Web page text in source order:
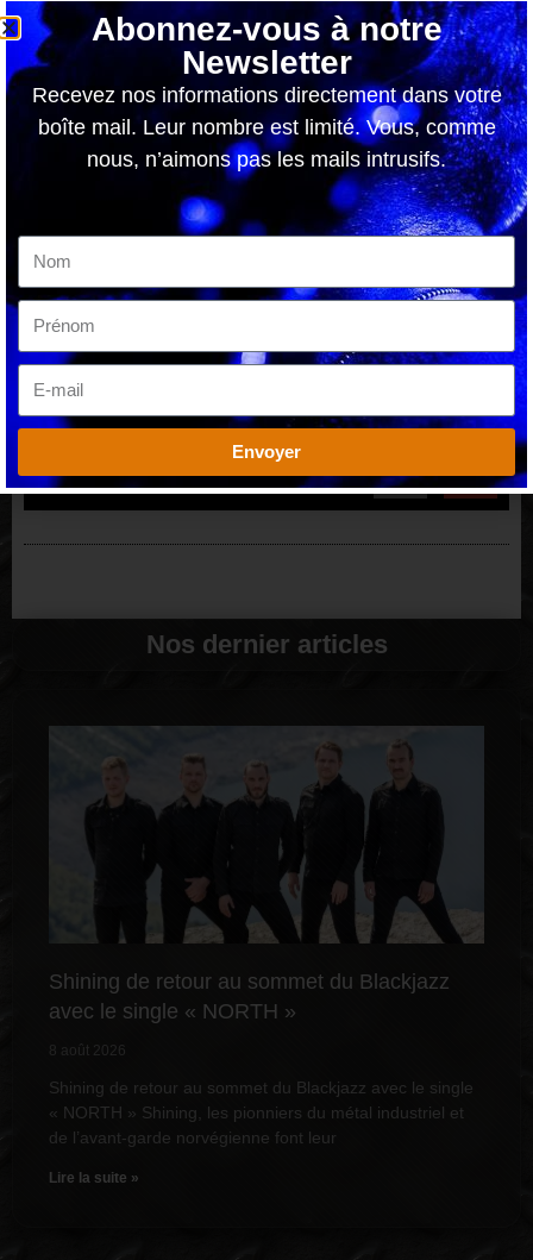
https://www.instagram.com/moormetal/
PAPABORDG POUR LOUD TV.
Joe
ARTICLE PRÉCÉDENT
PARTAGER CET
ARTICLE
Nos dernier articles
Shining de retour au sommet du Blackjazz
avec le single « NORTH »
8 août 2026
Shining de retour au sommet du Blackjazz avec le single
« NORTH » Shining, les pionniers du métal industriel et
de l’avant-garde norvégienne font leur
Lire la suite »
Abonnez-vous à notre
Newsletter
Recevez nos informations directement dans votre
boîte mail. Leur nombre est limité. Vous, comme
nous, n’aimons pas les mails intrusifs.
Envoyer